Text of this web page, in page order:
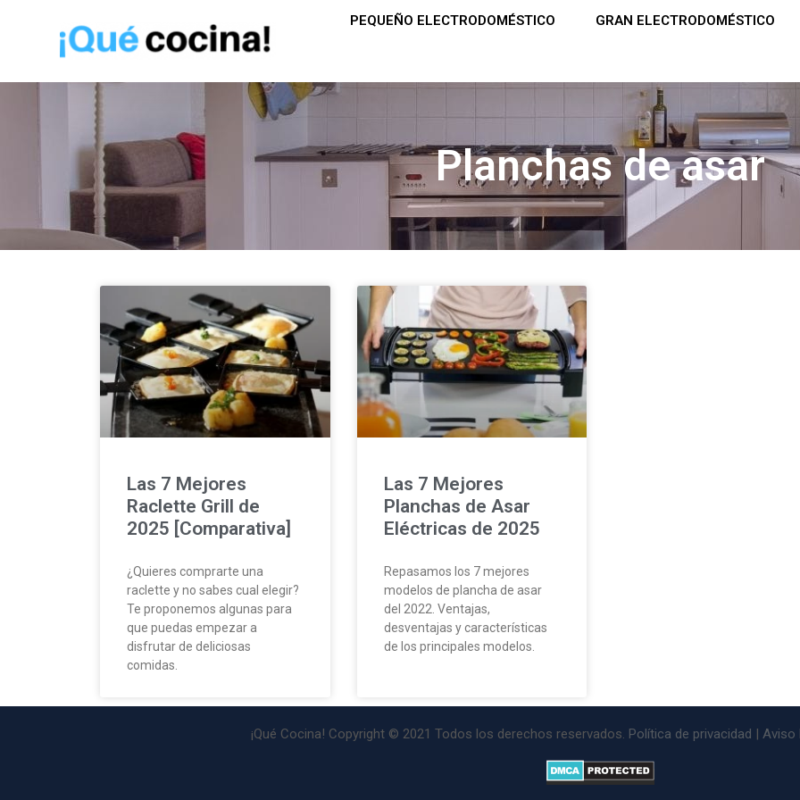
PEQUEÑO ELECTRODOMÉSTICO GRAN ELECTRODOMÉSTICO
Planchas de asar
Las 7 Mejores
Raclette Grill de
2025 [Comparativa]
¿Quieres comprarte una
raclette y no sabes cual elegir?
Te proponemos algunas para
que puedas empezar a
disfrutar de deliciosas
comidas.
Las 7 Mejores
Planchas de Asar
Eléctricas de 2025
Repasamos los 7 mejores
modelos de plancha de asar
del 2022. Ventajas,
desventajas y características
de los principales modelos.
¡Qué Cocina! Copyright © 2021 Todos los derechos reservados. Política de privacidad | Aviso